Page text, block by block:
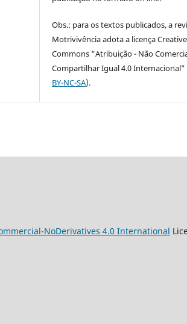
Obs.: para os textos publicados, a
Motrivivência adota a licença Creative
Commons “Atribuição - Não
Compartilhar Igual 4.0 Internacional”
BY-NC-SA).
NoDerivatives 4.0 International